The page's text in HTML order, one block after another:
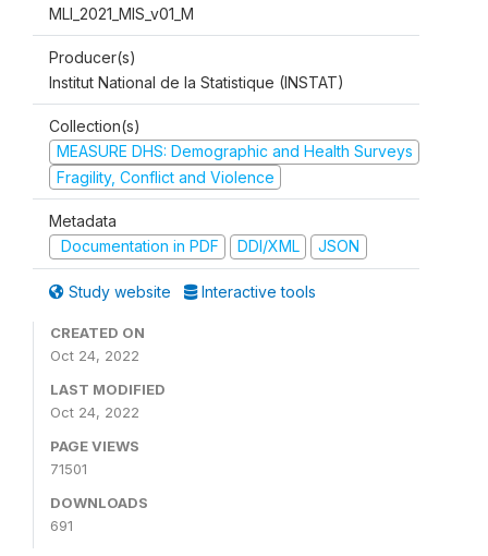
MLI_2021_MIS_v01_M
Producer(s)
Institut National de la Statistique (INSTAT)
Collection(s)
MEASURE DHS: Demographic and Health Surveys
Fragility, Conflict and Violence
Metadata
Documentation in PDF
DDI/XML JSON
Study website Interactive tools
CREATED ON
Oct 24, 2022
LAST MODIFIED
Oct 24, 2022
PAGE VIEWS
71501
DOWNLOADS
691